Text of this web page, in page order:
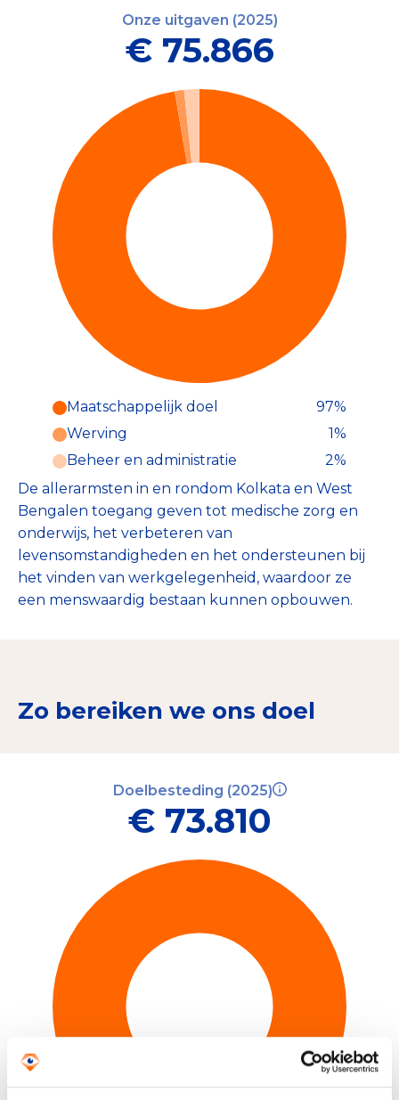
Onze uitgaven (2025)
€ 75.866
Maatschappelijk doel
97%
Werving
1%
Beheer en administratie
2%
De allerarmsten in en rondom Kolkata en West
Bengalen toegang geven tot medische zorg en
onderwijs, het verbeteren van
levensomstandigheden en het ondersteunen bij
het vinden van werkgelegenheid, waardoor ze
een menswaardig bestaan kunnen opbouwen.
Zo bereiken we ons doel
Doelbesteding (2025)
€ 73.810